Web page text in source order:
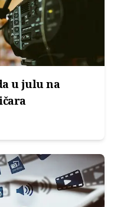
u julu na